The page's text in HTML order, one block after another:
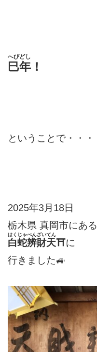
巳年
へびどし
！
ということで・・・
2025年3月18日
栃木県 真岡市にある
白蛇辨財天
はくじゃべんざいてん
⛩に
行きました🚙